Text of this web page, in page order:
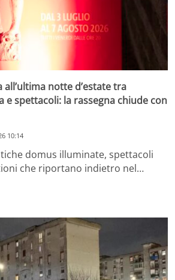
notte d’estate tra
e spettacoli: la rassegna chiude con
10:14
domus illuminate, spettacoli
che riportano indietro nel…